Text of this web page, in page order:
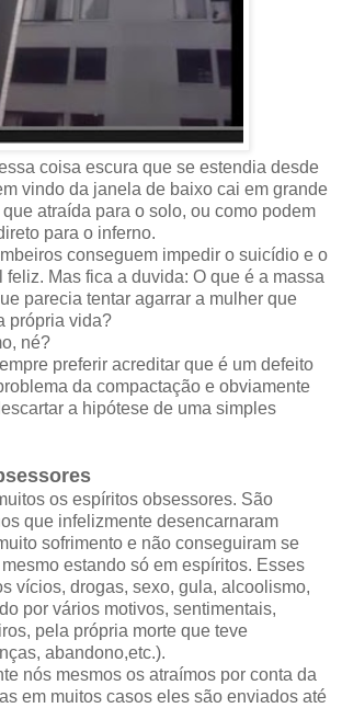
coisa escura que se estendia desde
vindo da janela de baixo cai em grande
atraída para o solo, ou como podem
para o inferno.
conseguem impedir o suicídio e o
feliz. Mas fica a duvida: O que é a massa
parecia tentar agarrar a mulher que
própria vida?
né?
preferir acreditar que é um defeito
da compactação e obviamente
a hipótese de uma simples
os espíritos obsessores. São
que infelizmente desencarnaram
sofrimento e não conseguiram se
estando só em espíritos. Esses
vícios, drogas, sexo, gula, alcoolismo,
por vários motivos, sentimentais,
pela própria morte que teve
abandono,etc.).
nós mesmos os atraímos por conta da
em muitos casos eles são enviados até